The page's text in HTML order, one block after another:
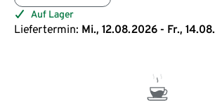
Auf Lager
Liefertermin: Mi., 12.08.2026 - Fr.,